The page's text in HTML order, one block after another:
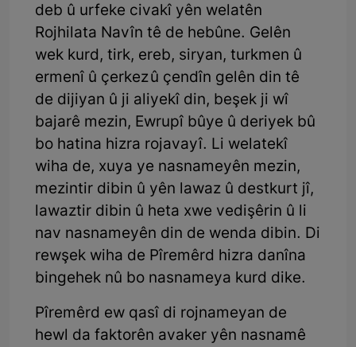
deb û urfeke civakî yên welatên
Rojhilata Navîn tê de hebûne. Gelên
wek kurd, tirk, ereb, siryan, turkmen û
ermenî û çerkez û çendîn gelên din tê
de dijiyan û ji aliyekî din, beşek ji wî
bajarê mezin, Ewrupî bûye û deriyek bû
bo hatina hizra rojavayî. Li welatekî
wiha de, xuya ye nasnameyên mezin,
mezintir dibin û yên lawaz û destkurt jî,
lawaztir dibin û heta xwe vedişêrin û li
nav nasnameyên din de wenda dibin. Di
rewşek wiha de Pîremêrd hizra danîna
bingehek nû bo nasnameya kurd dike.
Pîremêrd ew qasî di rojnameyan de
hewl da faktorên avaker yên nasnamê